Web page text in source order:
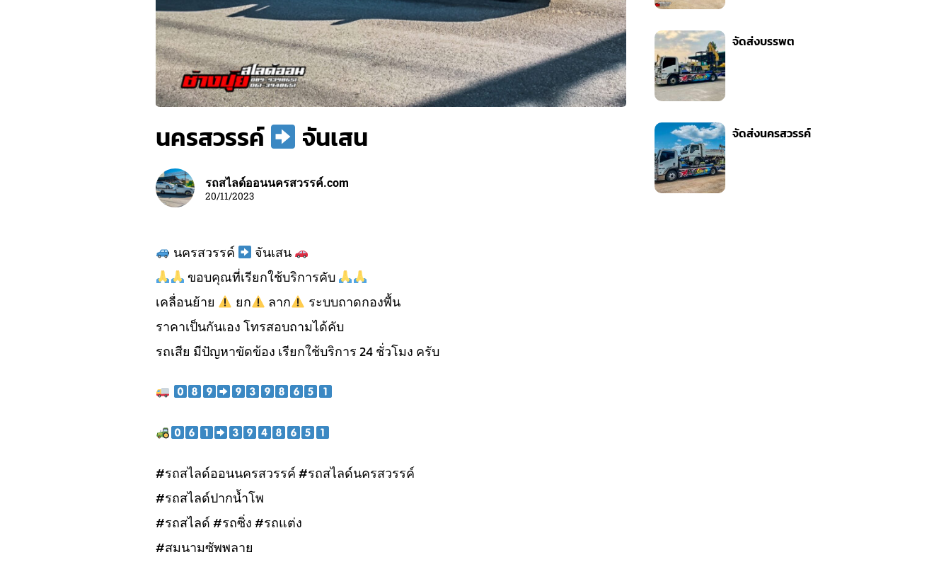
นครสวรรค์ จันเสน
รถสไลด์ออนนครสวรรค์.com
20/11/2023
นครสวรรค์
จันเสน
ขอบคุณที่เรียกใช้บริการคับ
เคลื่อนย้าย
ยก ลาก
ระบบถาดกองพื้น
ราคาเป็นกันเอง โทรสอบถามได้คับ
รถเสีย มีปัญหาขัดข้อง เรียกใช้บริการ 24 ชั่วโมง ครับ
#รถสไลด์ออนนครสวรรค์ #รถสไลด์นครสวรรค์
#รถสไลด์ปากน้ำโพ
#รถสไลด์ #รถซิ่ง #รถแต่ง
#สมนามซัพพลาย
จัดส่งบรรพต
จัดส่งนครสวรรค์